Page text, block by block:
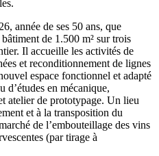
année de ses 50 ans, que
de 1.500 m² sur trois
Il accueille les activités de
et reconditionnement de lignes
espace fonctionnel et adapté
en mécanique,
atelier de prototypage. Un lieu
et à la transposition du
de l’embouteillage des vins
(par tirage à